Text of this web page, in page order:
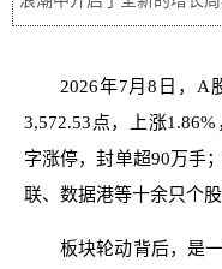
2026年7月8日，A
3,572.53点，上涨
字涨停，封单超90万手
联、数据港等十余只个股
板块轮动背后，是